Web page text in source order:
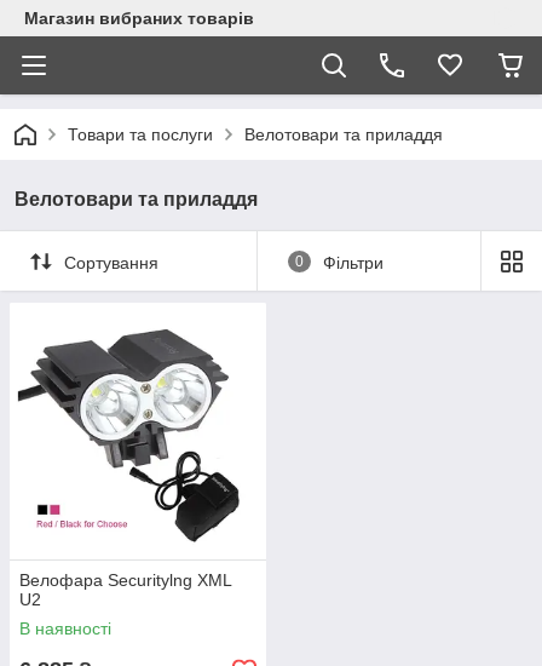
Магазин вибраних товарів
Товари та послуги Велотовари та приладдя
Велотовари та приладдя
Сортування 0 Фільтри
Велофара Securitylng XML
U2
В наявності